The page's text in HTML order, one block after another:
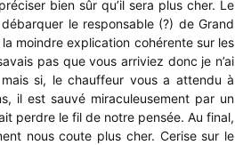
bien sûr qu’il sera plus cher. Le
le responsable (?) de Grand
moindre explication cohérente sur les
pas que vous arriviez donc je n’ai
si, le chauffeur vous a attendu à
il est sauvé miraculeusement par un
perdre le fil de notre pensée. Au final,
nous coute plus cher. Cerise sur le